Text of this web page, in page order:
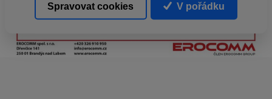
Spravovat cookies V pořádku